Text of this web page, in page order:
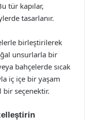
tür kapılar,
tasarlanır.
birleştirilerek
unsurlarla bir
bahçelerde sıcak
iç içe bir yaşam
bir seçenektir.